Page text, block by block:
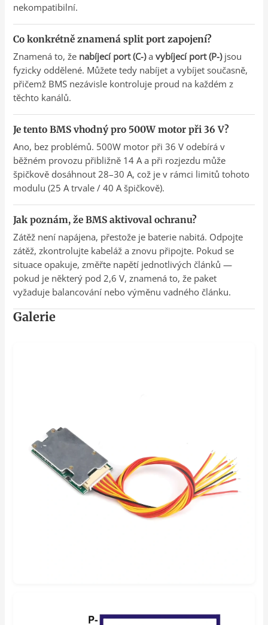
nekompatibilní.
Co konkrétně znamená split port zapojení?
Znamená to, že nabíjecí port (C-)avybíjecí port (P-)jsou
fyzicky oddělené. Můžete tedy nabíjet a vybíjet současně,
přičemž BMS nezávisle kontroluje proud na každém z
těchto kanálů.
Je tento BMS vhodný pro 500W motor při 36 V?
Ano, bez problémů. 500W motor při 36 V odebírá v
běžném provozu přibližně 14 A a při rozjezdu může
špičkově dosáhnout 28–30 A, což je v rámci limitů tohoto
modulu (25 A trvale / 40 A špičkově).
Jak poznám, že BMS aktivoval ochranu?
Zátěž není napájena, přestože je baterie nabitá. Odpojte
zátěž, zkontrolujte kabeláž a znovu připojte. Pokud se
situace opakuje, změřte napětí jednotlivých článků —
pokud je některý pod 2,6 V, znamená to, že paket
vyžaduje balancování nebo výměnu vadného článku.
Galerie